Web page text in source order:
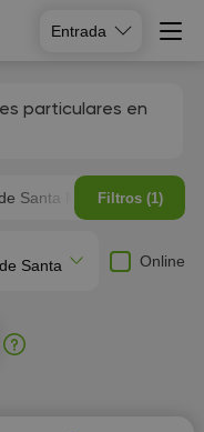
Entrada
particulares en
Santa MaríaFiltros (1)
Online